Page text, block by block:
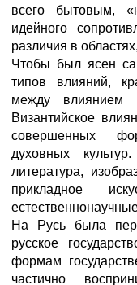
всего бытовым,
идейного
различия в
Чтобы был ясен
типов влияний,
между влиянием
Византийское
совершенных
духовных
литература,
прикладное
На Русь была
русское
формам
частично